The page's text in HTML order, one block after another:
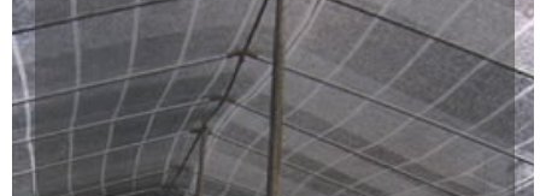
Site by Armadil
אימייל: suntex1987@gmail.com​
ווטסאפ להצעות מחיר: 0585050294